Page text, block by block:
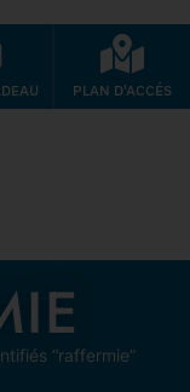
PLAN D'ACCÉS
“raffermie”